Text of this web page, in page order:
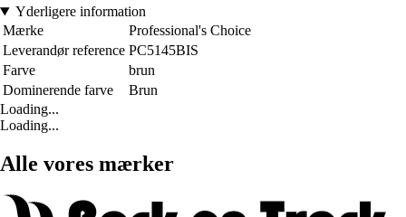
Yderligere information
Mærke
Professional's Choice
Leverandør reference PC5145BIS
Farve
brun
Dominerende farve
Brun
Loading...
Loading...
Alle vores mærker